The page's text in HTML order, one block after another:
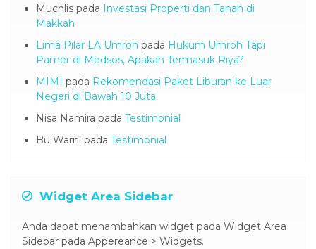
Muchlis pada Investasi Properti dan Tanah di
Makkah
Lima Pilar LA Umroh pada Hukum Umroh Tapi
Pamer di Medsos, Apakah Termasuk Riya?
MIMI pada Rekomendasi Paket Liburan ke Luar
Negeri di Bawah 10 Juta
Nisa Namira pada Testimonial
Bu Warni pada Testimonial
Widget Area Sidebar
Anda dapat menambahkan widget pada Widget Area
Sidebar pada Appereance > Widgets.